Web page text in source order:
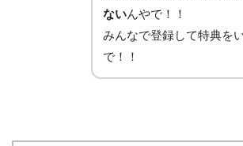
ないんやで！！
みんなで登録して特典を
で！！